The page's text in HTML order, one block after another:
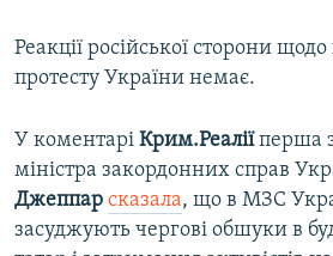
Реакції російської сторони щодо
протесту України немає.
У коментарі Крим.Реаліїперша
міністра закордонних справ
Джеппар сказала, що в МЗС
засуджують чергові обшуки в